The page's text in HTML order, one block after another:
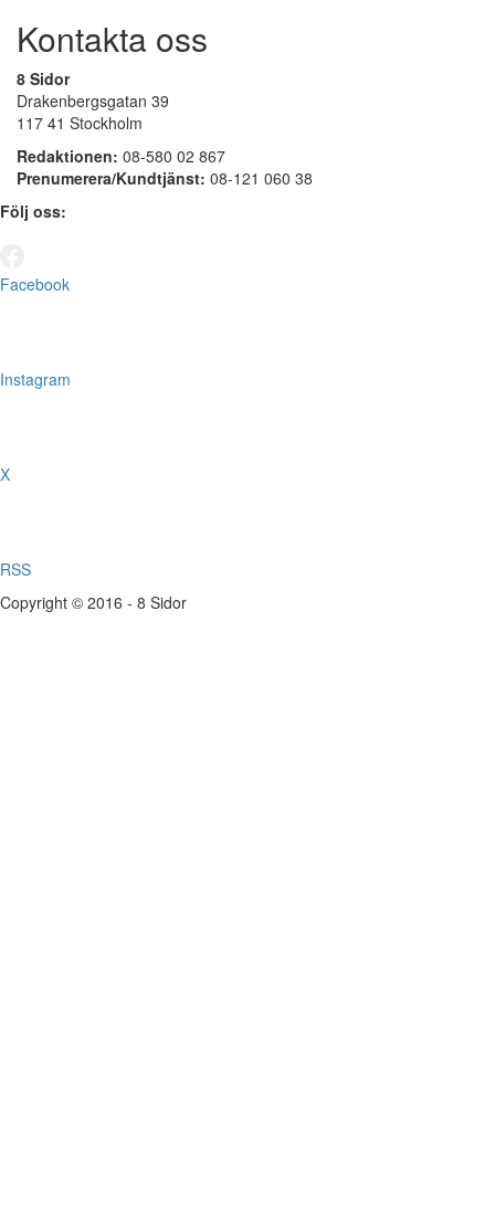
Kontakta oss
8 Sidor
Drakenbergsgatan 39
117 41 Stockholm
Redaktionen: 08-580 02 867
Prenumerera/Kundtjänst: 08-121 060 38
Följ oss:
Facebook
Instagram
X
RSS
Copyright © 2016 - 8 Sidor